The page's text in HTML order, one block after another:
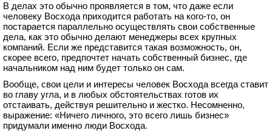
В делах это обычно проявляется в том, что даже если
человеку Восхода приходится работать на кого-то, он
постарается параллельно осуществлять свои собственные
дела, как это обычно делают менеджеры всех крупных
компаний. Если же представится такая возможность, он,
скорее всего, предпочтет начать собственный бизнес, где
начальником над ним будет только он сам.
Вообще, свои цели и интересы человек Восхода всегда ставит
во главу угла, и в любых обстоятельствах готов их
отстаивать, действуя решительно и жестко. Несомненно,
выражение: «Ничего личного, это всего лишь бизнес»
придумали именно люди Восхода.